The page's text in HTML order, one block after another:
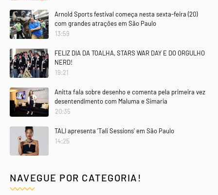
Arnold Sports festival começa nesta sexta-feira (20)
com grandes atrações em São Paulo
13:59
FELIZ DIA DA TOALHA, STARS WAR DAY E DO ORGULHO
NERD!
19:21
Anitta fala sobre desenho e comenta pela primeira vez
desentendimento com Maluma e Simaria
20:35
TALI apresenta 'Tali Sessions' em São Paulo
14:25
NAVEGUE POR CATEGORIA!